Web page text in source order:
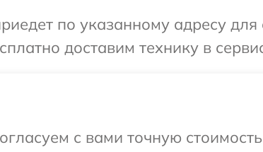
по указанному адресу
доставим технику в
с вами точную